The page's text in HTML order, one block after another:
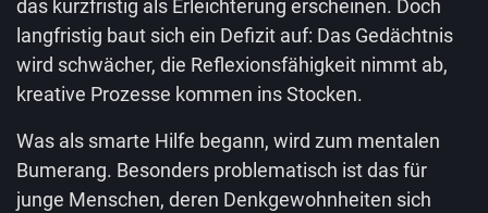
das kurzfristig als Erleichterung erscheinen. Doch
langfristig baut sich ein Defizit auf: Das Gedächtnis
wird schwächer, die Reflexionsfähigkeit nimmt ab,
kreative Prozesse kommen ins Stocken.
Was als smarte Hilfe begann, wird zum mentalen
Bumerang. Besonders problematisch ist das für
junge Menschen, deren Denkgewohnheiten sich